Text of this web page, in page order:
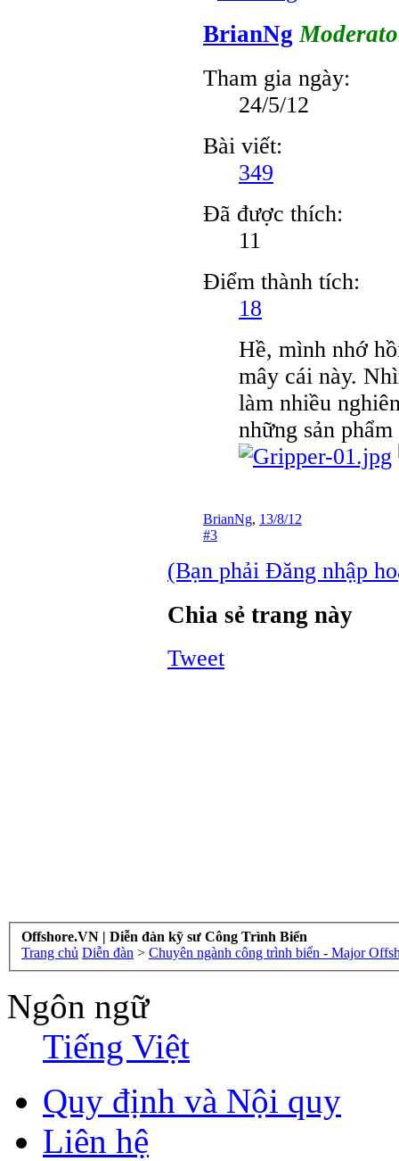
BrianNg
Tham gia ngày:
24/5/12
Bài viết:
349
Đã được thích:
11
Điểm thành tích:
18
Hề, mình nhớ
mây cái này.
làm nhiều
những sản
BrianNg, 13/8/12
#3
(Bạn phải Đăng nhập
Chia sẻ trang này
Tweet
Offshore.VN | Diễn đàn kỹ sư Công Trình Biển
Trang chủ Diễn đàn > Chuyên ngành công trình biển - Major
Ngôn ngữ
Tiếng Việt
Quy định và Nội quy
Liên hệ